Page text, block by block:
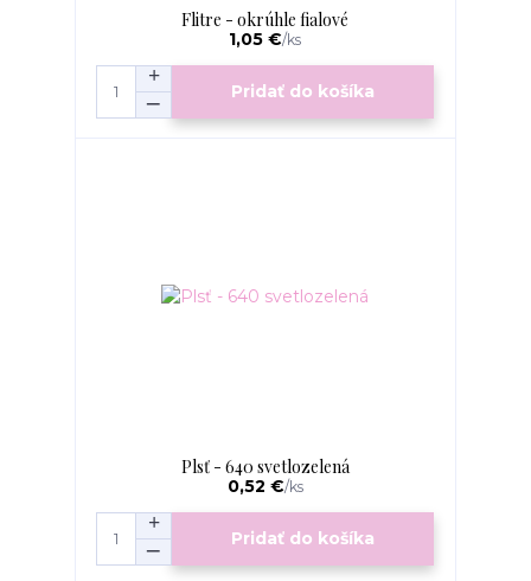
Flitre - okrúhle fialové
1,05 €/ks
Pridať do košíka
Plsť - 640 svetlozelená
0,52 €/ks
Pridať do košíka